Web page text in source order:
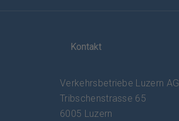
Kontakt
Verkehrsbetriebe Luzern AG
Tribschenstrasse 65
6005 Luzern